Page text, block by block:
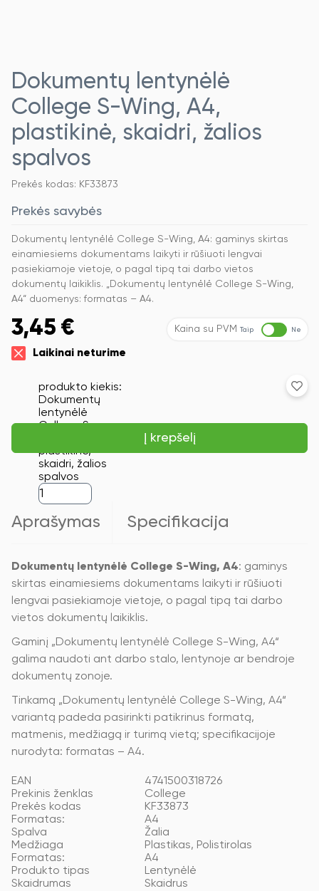
Dokumentų lentynėlė
College S-Wing, A4,
plastikinė, skaidri, žalios
spalvos
Prekės kodas: KF33873
Prekės savybės
Dokumentų lentynėlė College S-Wing, A4: gaminys skirtas
einamiesiems dokumentams laikyti ir rūšiuoti lengvai
pasiekiamoje vietoje, o pagal tipą tai darbo vietos
dokumentų laikiklis. „Dokumentų lentynėlė College S-Wing,
A4“ duomenys: formatas – A4.
3,45 € Kaina su PVM Taip Ne
Laikinai neturime
produkto kiekis:
Dokumentų
lentynėlė
College S-
plastikinė,
skaidri, žalios
spalvos
Į krepšelį
Aprašymas Specifikacija
Dokumentų lentynėlė College S-Wing, A4: gaminys
skirtas einamiesiems dokumentams laikyti ir rūšiuoti
lengvai pasiekiamoje vietoje, o pagal tipą tai darbo
vietos dokumentų laikiklis.
Gaminį „Dokumentų lentynėlė College S-Wing, A4“
galima naudoti ant darbo stalo, lentynoje ar bendroje
dokumentų zonoje.
Tinkamą „Dokumentų lentynėlė College S-Wing, A4“
variantą padeda pasirinkti patikrinus formatą,
matmenis, medžiagą ir turimą vietą; specifikacijoje
nurodyta: formatas – A4.
EAN
4741500318726
Prekinis ženklas
College
Prekės kodas
KF33873
Formatas:
A4
Spalva
Žalia
Medžiaga
Plastikas, Polistirolas
Formatas:
A4
Produkto tipas
Lentynėlė
Skaidrumas
Skaidrus